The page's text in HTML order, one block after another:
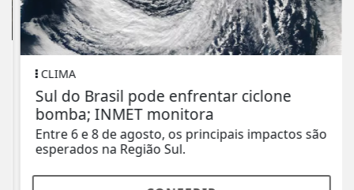
CLIMA
Sul do Brasil pode enfrentar ciclone
bomba; INMET monitora
Entre 6 e 8 de agosto, os principais impactos são
esperados na Região Sul.